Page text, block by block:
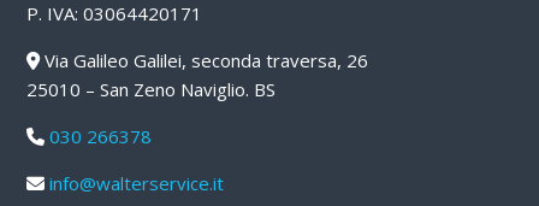
P. IVA: 03064420171
Via Galileo Galilei, seconda traversa, 26
25010 – San Zeno Naviglio. BS
030 266378
info@walterservice.it